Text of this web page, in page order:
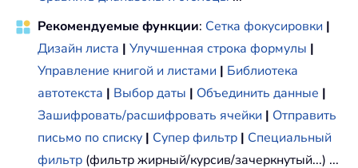
Рекомендуемые функции: Сетка фокусировки |
Дизайн листа | Улучшенная строка формулы |
Управление книгой и листами | Библиотека
автотекста | Выбор даты | Объединить данные |
Зашифровать/расшифровать ячейки | Отправить
письмо по списку | Супер фильтр | Специальный
фильтр (фильтр жирный/курсив/зачеркнутый...) ...